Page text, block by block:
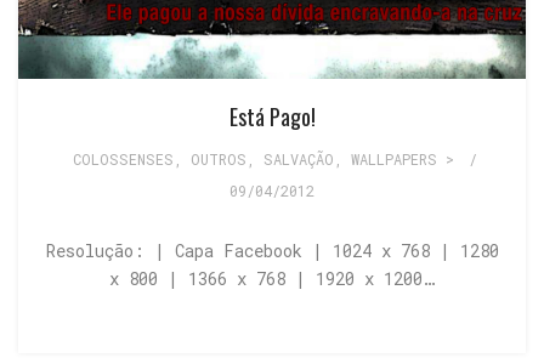
Está Pago!
COLOSSENSES OUTROS SALVAÇÃO WALLPAPERS >
/
09/04/2012
Resolução: | Capa Facebook | 1024 x 768 | 1280
x 800 | 1366 x 768 | 1920 x 1200…